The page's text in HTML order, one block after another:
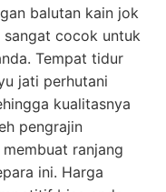
balutan kain jok
cocok untuk
Tempat tidur
jati perhutani
kualitasnya
pengrajin
ranjang
ini. Harga